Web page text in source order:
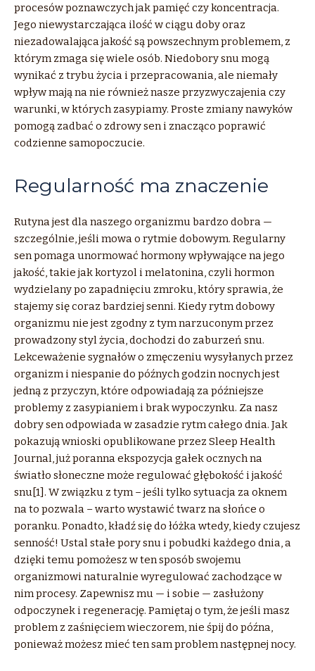
procesów poznawczych jak pamięć czy koncentracja.
Jego niewystarczająca ilość w ciągu doby oraz
niezadowalająca jakość są powszechnym problemem, z
którym zmaga się wiele osób. Niedobory snu mogą
wynikać z trybu życia i przepracowania, ale niemały
wpływ mają na nie również nasze przyzwyczajenia czy
warunki, w których zasypiamy. Proste zmiany nawyków
pomogą zadbać o zdrowy sen i znacząco poprawić
codzienne samopoczucie.
Regularność ma znaczenie
Rutyna jest dla naszego organizmu bardzo dobra —
szczególnie, jeśli mowa o rytmie dobowym. Regularny
sen pomaga unormować hormony wpływające na jego
jakość, takie jak kortyzol i melatonina, czyli hormon
wydzielany po zapadnięciu zmroku, który sprawia, że
stajemy się coraz bardziej senni. Kiedy rytm dobowy
organizmu nie jest zgodny z tym narzuconym przez
prowadzony styl życia, dochodzi do zaburzeń snu.
Lekceważenie sygnałów o zmęczeniu wysyłanych przez
organizm i niespanie do późnych godzin nocnych jest
jedną z przyczyn, które odpowiadają za późniejsze
problemy z zasypianiem i brak wypoczynku. Za nasz
dobry sen odpowiada w zasadzie rytm całego dnia. Jak
pokazują wnioski opublikowane przez Sleep Health
Journal, już poranna ekspozycja gałek ocznych na
światło słoneczne może regulować głębokość i jakość
snu[1]. W związku z tym – jeśli tylko sytuacja za oknem
na to pozwala – warto wystawić twarz na słońce o
poranku. Ponadto, kładź się do łóżka wtedy, kiedy czujesz
senność! Ustal stałe pory snu i pobudki każdego dnia, a
dzięki temu pomożesz w ten sposób swojemu
organizmowi naturalnie wyregulować zachodzące w
nim procesy. Zapewnisz mu — i sobie — zasłużony
odpoczynek i regenerację. Pamiętaj o tym, że jeśli masz
problem z zaśnięciem wieczorem, nie śpij do późna,
ponieważ możesz mieć ten sam problem następnej nocy.